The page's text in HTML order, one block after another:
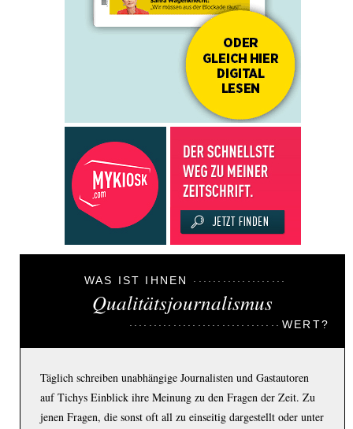
WAS IST IHNEN
Qualitätsjournalismus
WERT?
Täglich schreiben unabhängige Journalisten und Gastautoren
auf Tichys Einblick ihre Meinung zu den Fragen der Zeit. Zu
jenen Fragen, die sonst oft all zu einseitig dargestellt oder unter